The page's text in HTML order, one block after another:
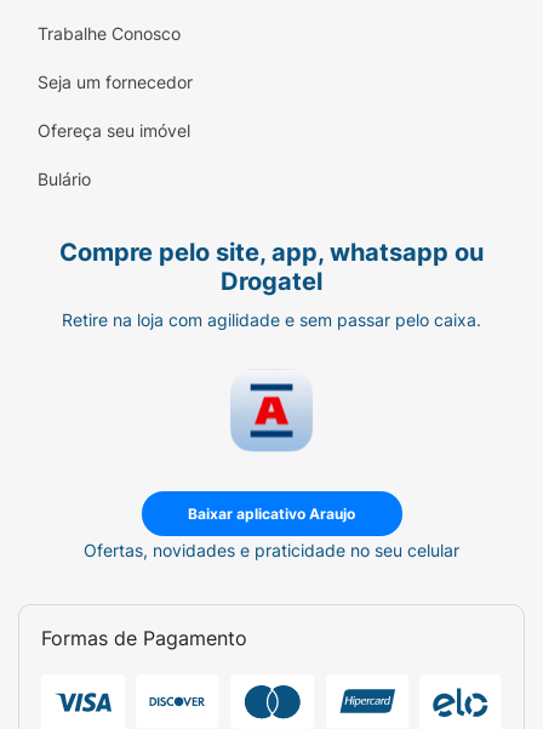
Trabalhe Conosco
Seja um fornecedor
Ofereça seu imóvel
Bulário
Compre pelo site, app, whatsapp ou
Drogatel
Retire na loja com agilidade e sem passar pelo caixa.
Baixar aplicativo Araujo
Ofertas, novidades e praticidade no seu celular
Formas de Pagamento